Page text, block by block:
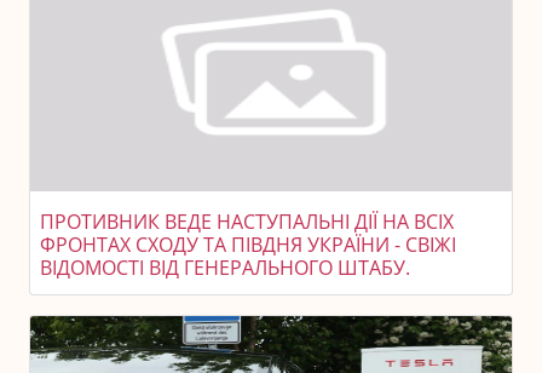
ПРОТИВНИК ВЕДЕ НАСТУПАЛЬНІ ДІЇ НА ВСІХ
ФРОНТАХ СХОДУ ТА ПІВДНЯ УКРАЇНИ - СВІЖІ
ВІДОМОСТІ ВІД ГЕНЕРАЛЬНОГО ШТАБУ.